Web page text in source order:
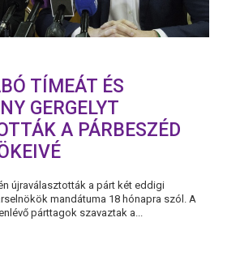
TÍMEÁT ÉS
GERGELYT
A PÁRBESZÉD
újraválasztották a párt két eddigi
mandátuma 18 hónapra szól. A
párttagok szavaztak a...